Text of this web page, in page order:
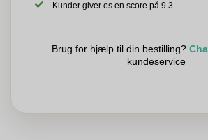
Kunder giver os en score på 9.3
Brug for hjælp til din bestilling?
kundeservice